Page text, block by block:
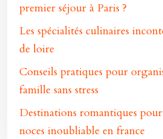
premier séjour à Paris ?
Les spécialités culinaires
de loire
Conseils pratiques pour
famille sans stress
Destinations romantiques
noces inoubliable en france